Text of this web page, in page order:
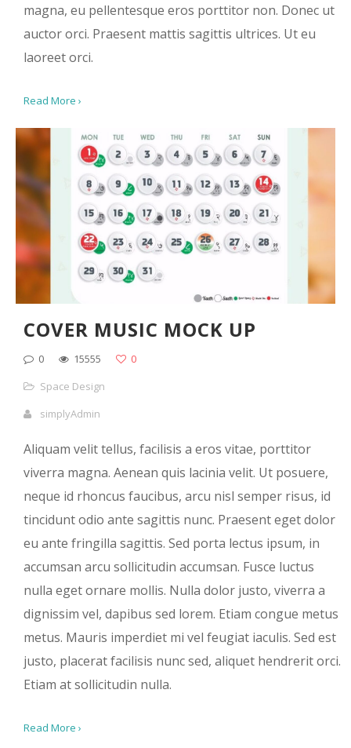
magna, eu pellentesque eros porttitor non. Donec ut
auctor orci. Praesent mattis sagittis ultrices. Ut eu
laoreet orci.
Read More ›
COVER MUSIC MOCK UP
0 15555
0
Space Design
simplyAdmin
Aliquam velit tellus, facilisis a eros vitae, porttitor
viverra magna. Aenean quis lacinia velit. Ut posuere,
neque id rhoncus faucibus, arcu nisl semper risus, id
tincidunt odio ante sagittis nunc. Praesent eget dolor
eu ante fringilla sagittis. Sed porta lectus ipsum, in
accumsan arcu sollicitudin accumsan. Fusce luctus
nulla eget ornare mollis. Nulla dolor justo, viverra a
dignissim vel, dapibus sed lorem. Etiam congue metus
metus. Mauris imperdiet mi vel feugiat iaculis. Sed est
justo, placerat facilisis nunc sed, aliquet hendrerit orci.
Etiam at sollicitudin nulla.
Read More ›